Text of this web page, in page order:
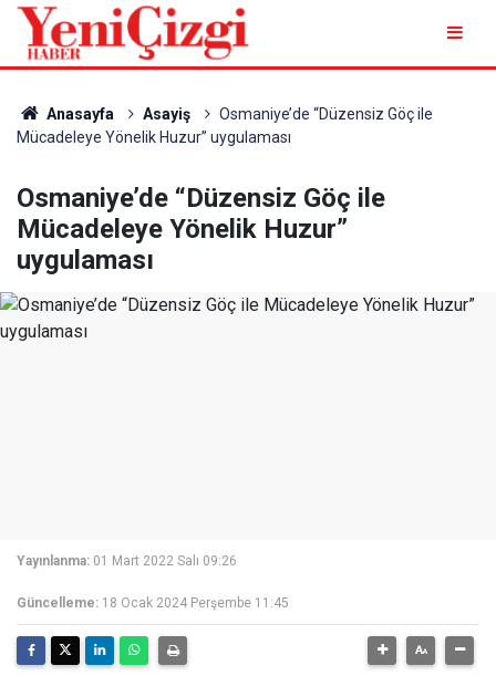
Anasayfa Asayiş
Osmaniye’de “Düzensiz Göç ile
Mücadeleye Yönelik Huzur” uygulaması
Osmaniye’de “Düzensiz Göç ile
Mücadeleye Yönelik Huzur”
uygulaması
Yayınlanma: 01 Mart 2022 Salı 09:26
Güncelleme: 18 Ocak 2024 Perşembe 11:45